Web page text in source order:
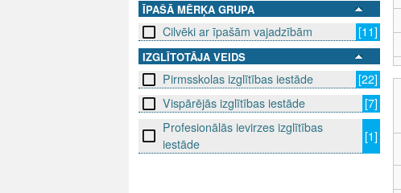
ĪPAŠĀ MĒRĶA GRUPA
Cilvēki ar īpašām vajadzībām [11]
IZGLĪTOTĀJA VEIDS
Pirmsskolas izglītības iestāde
[22]
Vispārējās izglītības iestāde
[7]
Profesionālās ievirzes izglītības
iestāde
[1]